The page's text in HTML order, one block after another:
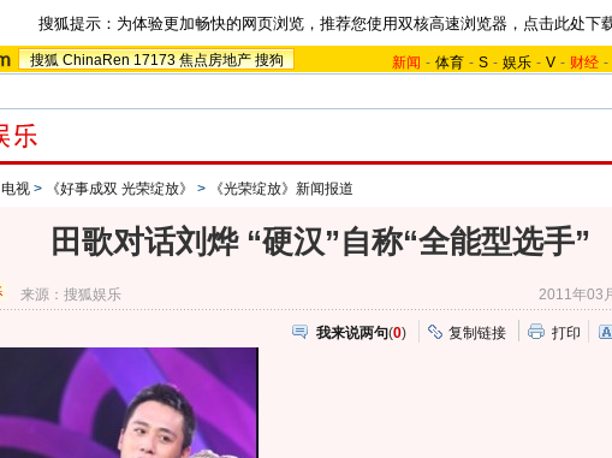
搜狐提示：为体验更加畅快的网页浏览，推荐您使用双核高速浏览器，点击此处下
搜狐 ChinaRen 17173 焦点房地产 搜狗 新闻 - 体育 - S - 娱乐 - V - 财经 -
电视 > 《好事成双 光荣绽放》 > 《光荣绽放》新闻报道
田歌对话刘烨 “硬汉”自称“全能型选手”
来源：搜狐娱乐 2011年03
我来说两句(0) 复制链接 打印